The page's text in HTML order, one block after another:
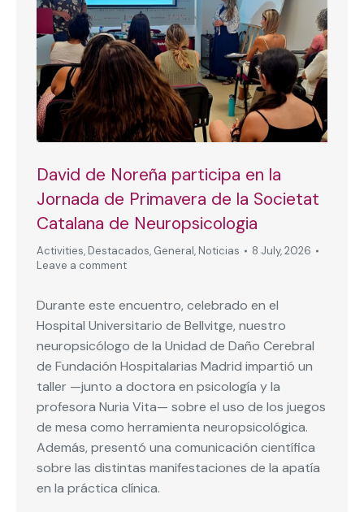
David de Noreña participa en la
Jornada de Primavera de la Societat
Catalana de Neuropsicologia
Activities, Destacados, General, Noticias
8 July, 2026
Leave a comment
Durante este encuentro, celebrado en el
Hospital Universitario de Bellvitge, nuestro
neuropsicólogo de la Unidad de Daño Cerebral
de Fundación Hospitalarias Madrid impartió un
taller —junto a doctora en psicología y la
profesora Nuria Vita— sobre el uso de los juegos
de mesa como herramienta neuropsicológica.
Además, presentó una comunicación científica
sobre las distintas manifestaciones de la apatía
en la práctica clínica.